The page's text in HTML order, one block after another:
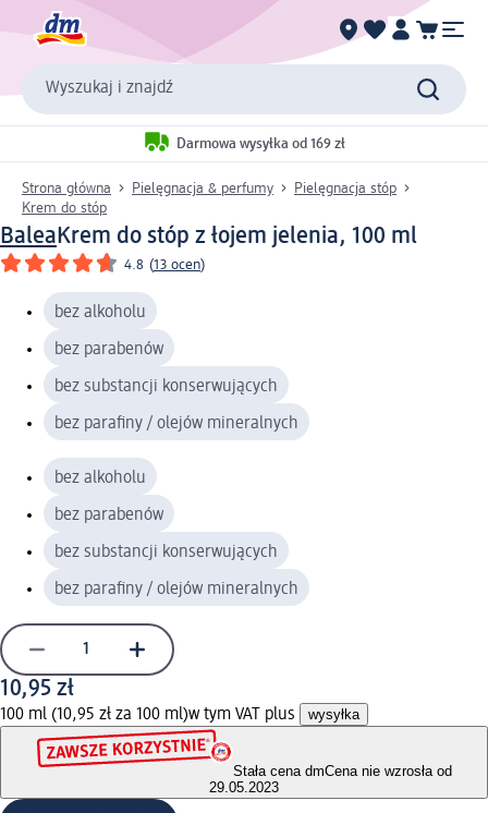
Wyszukaj i znajdź
Darmowa wysyłka od 169 zł
Strona główna Pielęgnacja & perfumy
Pielęgnacja stóp
Krem do stóp
Balea Krem do stóp z łojem jelenia, 100 ml
4.8 (13 ocen)
bez alkoholu
bez parabenów
bez substancji konserwujących
bez parafiny / olejów mineralnych
bez alkoholu
bez parabenów
bez substancji konserwujących
bez parafiny / olejów mineralnych
10,95 zł
100 ml (10,95 zł za 100 ml)w tym VAT plus wysyłka
Stała cena dmCena nie wzrosła od
29.05.2023